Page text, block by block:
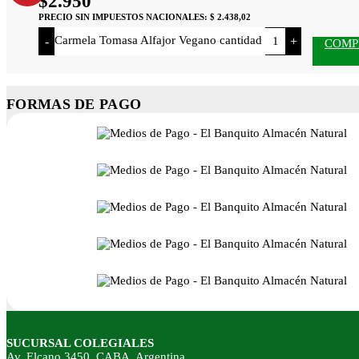
PRECIO SIN IMPUESTOS NACIONALES: $ 2.438,02
- Carmela Tomasa Alfajor Vegano cantidad +
FORMAS DE PAGO
SUCURSAL COLEGIALES